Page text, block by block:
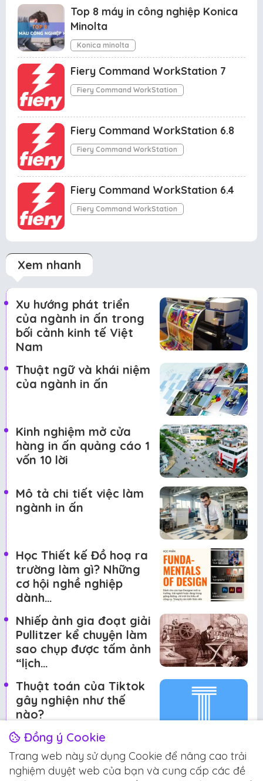
Top 8 máy in công nghiệp Konica
Minolta
Konica minolta
Fiery Command WorkStation 7
Fiery Command WorkStation
Fiery Command WorkStation 6.8
Fiery Command WorkStation
Fiery Command WorkStation 6.4
Fiery Command WorkStation
Xem nhanh
Xu hướng phát triển
của ngành in ấn trong
bối cảnh kinh tế Việt
Nam
Thuật ngữ và khái niệm
của ngành in ấn
Kinh nghiệm mở cửa
hàng in ấn quảng cáo 1
vốn 10 lời
Mô tả chi tiết việc làm
ngành in ấn
Học Thiết kế Đồ hoạ ra
trường làm gì? Những
cơ hội nghề nghiệp
dành…
Nhiếp ảnh gia đoạt giải
Pullitzer kể chuyện làm
sao chụp được tấm ảnh
“lịch…
Thuật toán của Tiktok
gây nghiện như thế
nào?
Chia sẻ Gia công Hướng dẫn In Kỹ Thuật Số
Đồng ý Cookie
Trang web này sử dụng Cookie để nâng cao trải
nghiệm duyệt web của bạn và cung cấp các đề
Đề xuất cho bạn